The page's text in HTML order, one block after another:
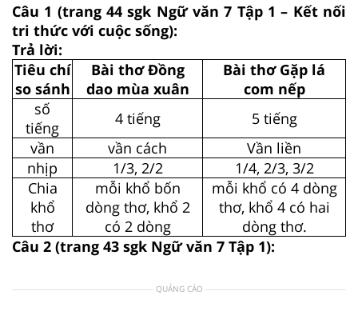
Câu 1 (trang 44 sgk Ngữ văn 7 Tập 1 – Kết nối
tri thức với cuộc sống):
Trả lời:
Tiêu chí
so sánh
Bài thơ Đồng
dao mùa xuân
Bài thơ Gặp lá
com nếp
số
tiếng
4 tiếng
5 tiếng
vần
vần cách
Vần liền
nhịp
1/3, 2/2
1/4, 2/3, 3/2
Chia
khổ
thơ
mỗi khổ bốn
dòng thơ, khổ 2
có 2 dòng
mỗi khổ có 4 dòng
thơ, khổ 4 có hai
dòng thơ.
Câu 2 (trang 43 sgk Ngữ văn 7 Tập 1):
QUẢNG CÁO